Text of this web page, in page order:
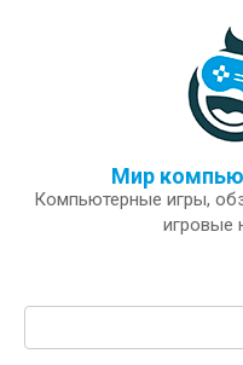
Мир
Компьютерные игры,
игровые
Поиск: